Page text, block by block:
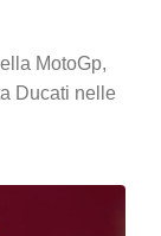
MotoGp,
Ducati nelle